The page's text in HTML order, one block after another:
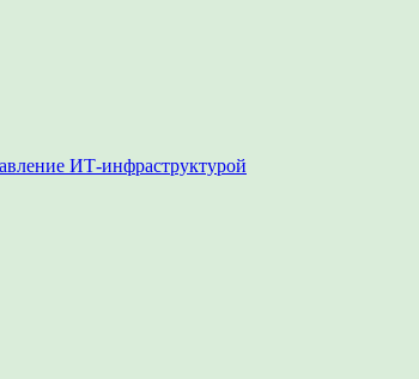
ИТ-инфраструктурой